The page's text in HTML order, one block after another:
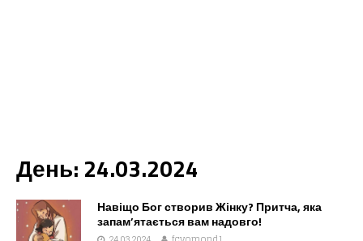
День: 24.03.2024
Навіщо Бог створив Жінку? Притча, яка
запам’ятається вам надовго!